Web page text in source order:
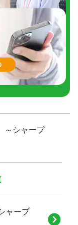
シャープ
ャープ